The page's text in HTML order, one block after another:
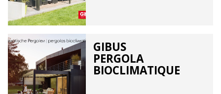
GIBUS
PERGOLA
BIOCLIMATIQUE